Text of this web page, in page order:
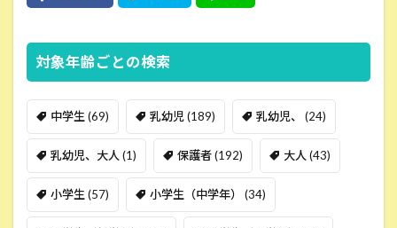
対象年齢ごとの検索
中学生(69) 乳幼児(189) 乳幼児、 (24)
乳幼児、大人(1) 保護者(192) 大人(43)
小学生(57) 小学生（中学年） (34)